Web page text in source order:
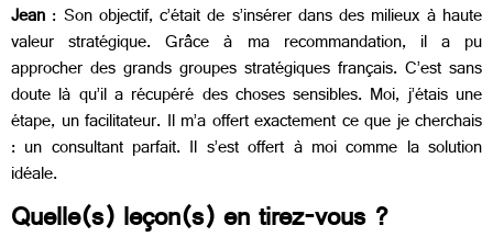
Jean : Son objectif, c’était de s’insérer dans des milieux à haute
valeur stratégique. Grâce à ma recommandation, il a pu
approcher des grands groupes stratégiques français. C’est sans
doute là qu’il a récupéré des choses sensibles. Moi, j’étais une
étape, un facilitateur. Il m’a offert exactement ce que je cherchais
: un consultant parfait. Il s’est offert à moi comme la solution
idéale.
Quelle(s) leçon(s) en tirez-vous ?